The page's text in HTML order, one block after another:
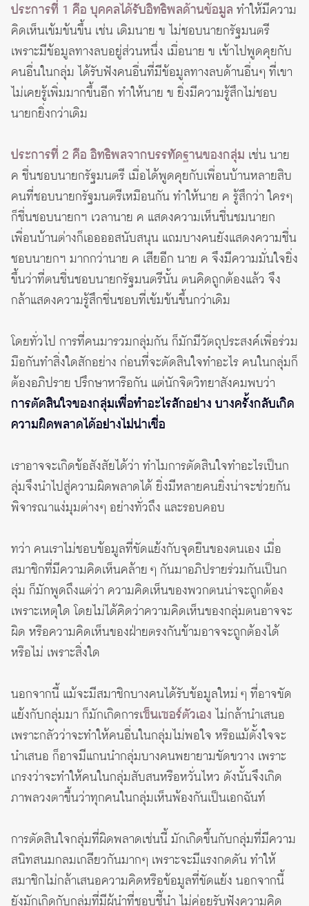
ประการที่ 1 คือ บุคคลได้รับอิทธิพลด้านข้อมูล ทำให้มีความ
คิดเห็นเข้มข้นขึ้น เช่น เดิมนาย ข ไม่ชอบนายกรัฐมนตรี
เพราะมีข้อมูลทางลบอยู่ส่วนหนึ่ง เมื่อนาย ข เข้าไปพูดคุยกับ
คนอื่นในกลุ่ม ได้รับฟังคนอื่นที่มีข้อมูลทางลบด้านอื่นๆ ที่เขา
ไม่เคยรู้เพิ่มมากขึ้นอีก ทำให้นาย ข ยิ่งมีความรู้สึกไม่ชอบ
นายกยิ่งกว่าเดิม
ประการที่ 2 คือ อิทธิพลจากบรรทัดฐานของกลุ่ม เช่น นาย
ค ชื่นชอบนายกรัฐมนตรี เมื่อได้พูดคุยกับเพื่อนบ้านหลายสิบ
คนที่ชอบนายกรัฐมนตรีเหมือนกัน ทำให้นาย ค รู้สึกว่า ใครๆ
ก็ชื่นชอบนายกฯ เวลานาย ค แสดงความเห็นชื่นชมนายก
เพื่อนบ้านต่างก็เออออสนับสนุน แถมบางคนยังแสดงความชื่น
ชอบนายกฯ มากกว่านาย ค เสียอีก นาย ค จึงมีความมั่นใจยิ่ง
ขึ้นว่าที่ตนชื่นชอบนายกรัฐมนตรีนั้น ตนคิดถูกต้องแล้ว จึง
กล้าแสดงความรู้สึกชื่นชอบที่เข้มข้นขึ้นกว่าเดิม
โดยทั่วไป การที่คนมารวมกลุ่มกัน ก็มักมีวัตถุประสงค์เพื่อร่วม
มือกันทำสิ่งใดสักอย่าง ก่อนที่จะตัดสินใจทำอะไร คนในกลุ่มก็
ต้องอภิปราย ปรึกษาหารือกัน แต่นักจิตวิทยาสังคมพบว่า
การตัดสินใจของกลุ่มเพื่อทำอะไรสักอย่าง บางครั้งกลับเกิด
ความผิดพลาดได้อย่างไม่น่าเชื่อ
เราอาจจะเกิดข้อสังสัยได้ว่า ทำไมการตัดสินใจทำอะไรเป็นก
ลุ่มจึงนำไปสู่ความผิดพลาดได้ ยิ่งมีหลายคนยิ่งน่าจะช่วยกัน
พิจารณาแง่มุมต่างๆ อย่างทั่วถึง และรอบคอบ
ทว่า คนเราไม่ชอบข้อมูลที่ขัดแย้งกับจุดยืนของตนเอง เมื่อ
สมาชิกที่มีความคิดเห็นคล้าย ๆ กันมาอภิปรายร่วมกันเป็นก
ลุ่ม ก็มักพูดถึงแต่ว่า ความคิดเห็นของพวกตนน่าจะถูกต้อง
เพราะเหตุใด โดยไม่ได้คิดว่าความคิดเห็นของกลุ่มตนอาจจะ
ผิด หรือความคิดเห็นของฝ่ายตรงกันข้ามอาจจะถูกต้องได้
หรือไม่ เพราะสิ่งใด
นอกจากนี้ แม้จะมีสมาชิกบางคนได้รับข้อมูลใหม่ ๆ ที่อาจขัด
แย้งกับกลุ่มมา ก็มักเกิดการเซ็นเซอร์ตัวเอง ไม่กล้านำเสนอ
เพราะกลัวว่าจะทำให้คนอื่นในกลุ่มไม่พอใจ หรือแม้ตั้งใจจะ
นำเสนอ ก็อาจมีแกนนำกลุ่มบางคนพยายามขัดขวาง เพราะ
เกรงว่าจะทำให้คนในกลุ่มสับสนหรือหวั่นไหว ดังนั้นจึงเกิด
ภาพลวงตาขึ้นว่าทุกคนในกลุ่มเห็นพ้องกันเป็นเอกฉันท์
การตัดสินใจกลุ่มที่ผิดพลาดเช่นนี้ มักเกิดขึ้นกับกลุ่มที่มีความ
สนิทสนมกลมเกลียวกันมากๆ เพราะจะมีแรงกดดัน ทำให้
สมาชิกไม่กล้าเสนอความคิดหรือข้อมูลที่ขัดแย้ง นอกจากนี้
ยังมักเกิดกับกลุ่มที่มีผู้นำที่ชอบชี้นำ ไม่ค่อยรับฟังความคิด